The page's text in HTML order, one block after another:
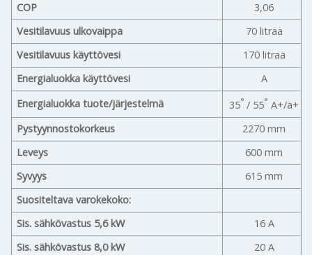
COP
3,06
Vesitilavuus ulkovaippa
70 litraa
Vesitilavuus käyttövesi
170 litraa
Energialuokka käyttövesi
A
Energialuokka tuote/järjestelmä
35° / 55° A+/a+
Pystyynnostokorkeus
2270 mm
Leveys
600 mm
Syvyys
615 mm
Suositeltava varokekoko:
Sis. sähkövastus 5,6 kW
16 A
Sis. sähkövastus 8,0 kW
20 A